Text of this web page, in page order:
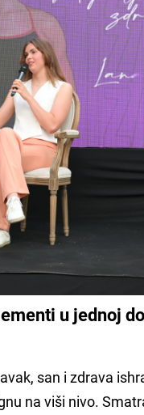
u jednoj
san i zdrava
na viši nivo.